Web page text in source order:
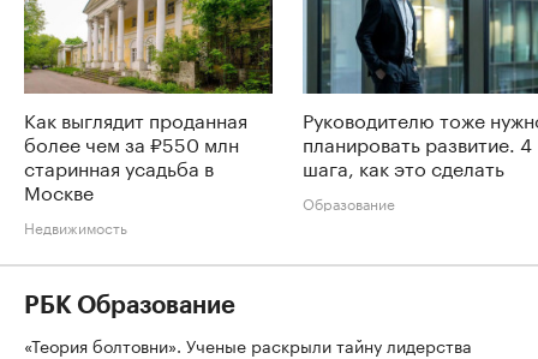
Как выглядит проданная
более чем за ₽550 млн
старинная усадьба в
Москве
Недвижимость
Руководителю тоже
планировать развитие. 4
шага, как это сделать
Образование
РБК Образование
«Теория болтовни». Ученые раскрыли тайну лидерства